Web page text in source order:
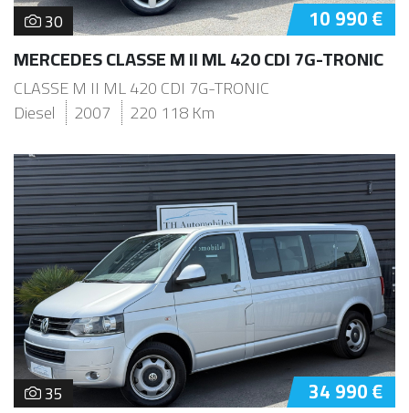
30 10 990 €
MERCEDES CLASSE M II ML 420 CDI 7G-TRONIC
CLASSE M II ML 420 CDI 7G-TRONIC
Diesel
2007 220 118 Km
35 34 990 €